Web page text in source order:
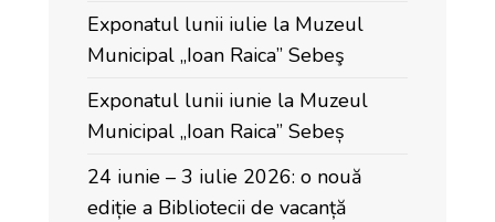
Exponatul lunii iulie la Muzeul
Municipal „Ioan Raica” Sebeş
Exponatul lunii iunie la Muzeul
Municipal „Ioan Raica” Sebeș
24 iunie – 3 iulie 2026: o nouă
ediție a Bibliotecii de vacanță